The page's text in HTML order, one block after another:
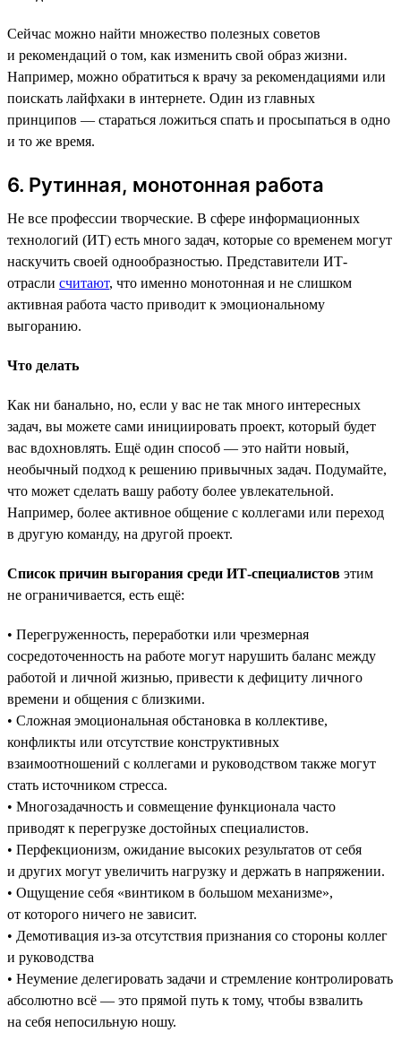
Сейчас можно найти множество полезных советов
и рекомендаций о том, как изменить свой образ жизни.
Например, можно обратиться к врачу за рекомендациями или
поискать лайфхаки в интернете. Один из главных
принципов — стараться ложиться спать и просыпаться в одно
и то же время.
6. Рутинная, монотонная работа
Не все профессии творческие. В сфере информационных
технологий (ИТ) есть много задач, которые со временем могут
наскучить своей однообразностью. Представители ИТ-
отрасли считают, что именно монотонная и не слишком
активная работа часто приводит к эмоциональному
выгоранию.
Что делать
Как ни банально, но, если у вас не так много интересных
задач, вы можете сами инициировать проект, который будет
вас вдохновлять. Ещё один способ — это найти новый,
необычный подход к решению привычных задач. Подумайте,
что может сделать вашу работу более увлекательной.
Например, более активное общение с коллегами или переход
в другую команду, на другой проект.
Список причин выгорания среди ИТ-специалистов этим
не ограничивается, есть ещё:
• Перегруженность, переработки или чрезмерная
сосредоточенность на работе могут нарушить баланс между
работой и личной жизнью, привести к дефициту личного
времени и общения с близкими.
• Сложная эмоциональная обстановка в коллективе,
конфликты или отсутствие конструктивных
взаимоотношений с коллегами и руководством также могут
стать источником стресса.
• Многозадачность и совмещение функционала часто
приводят к перегрузке достойных специалистов.
• Перфекционизм, ожидание высоких результатов от себя
и других могут увеличить нагрузку и держать в напряжении.
• Ощущение себя «винтиком в большом механизме»,
от которого ничего не зависит.
• Демотивация из-за отсутствия признания со стороны коллег
и руководства
• Неумение делегировать задачи и стремление контролировать
абсолютно всё — это прямой путь к тому, чтобы взвалить
на себя непосильную ношу.